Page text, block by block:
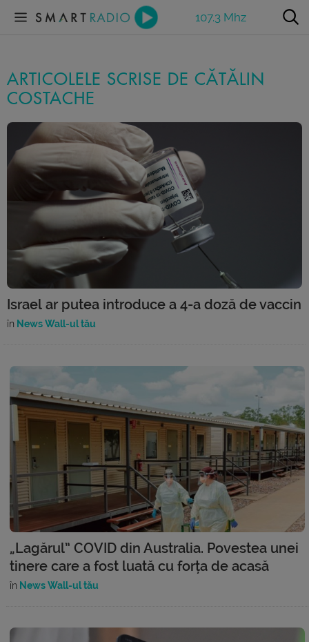
107.3 Mhz
ARTICOLELE SCRISE DE CĂTĂLIN
COSTACHE
Israel ar putea introduce a 4-a doză de vaccin
în News Wall-ul tău
„Lagărul” COVID din Australia. Povestea unei
tinere care a fost luată cu forța de acasă
în News Wall-ul tău